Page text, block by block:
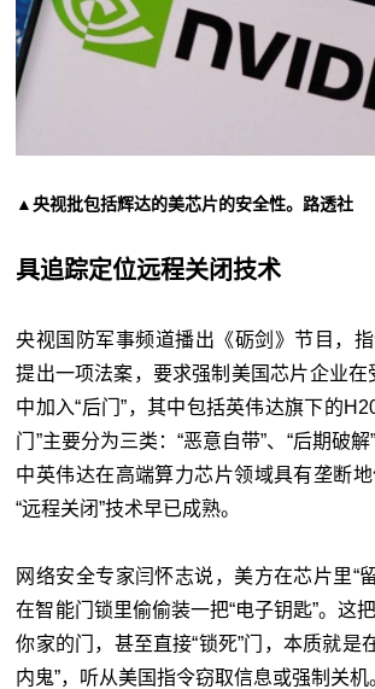
▲央视批包括辉达的美芯片的安全性。路透社
具追踪定位远程关闭技术
央视国防军事频道播出《砺剑》节目，
提出一项法案，要求强制美国芯片企业在
中加入“后门”，其中包括英伟达旗下的
门”主要分为三类：“恶意自带”、“后期破解
中英伟达在高端算力芯片领域具有垄断地
“远程关闭”技术早已成熟。
网络安全专家闫怀志说，美方在芯片里“
在智能门锁里偷偷装一把“电子钥匙”。这
你家的门，甚至直接“锁死”门，本质就是
内鬼”，听从美国指令窃取信息或强制关机